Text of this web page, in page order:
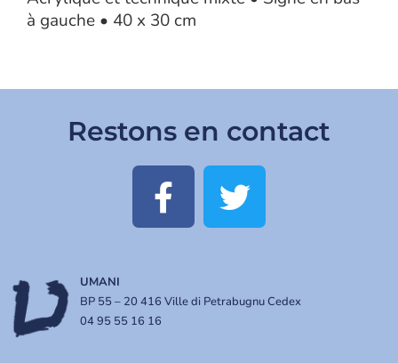
à gauche • 40 x 30 cm
Restons en contact
UMANI
BP 55 – 20 416 Ville di Petrabugnu Cedex
04 95 55 16 16